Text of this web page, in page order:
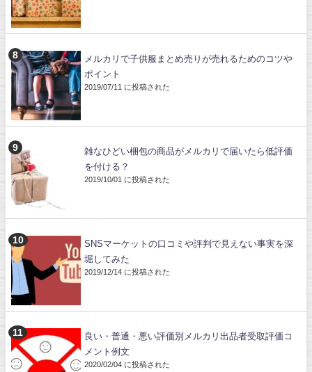
メルカリで子供服まとめ売りが売れるためのコツや
ポイント
2019/07/11 に投稿された
雑なひどい梱包の商品がメルカリで届いたら低評価
を付ける？
2019/10/01 に投稿された
SNSマーケットの口コミや評判で見えない事実を深
堀してみた
2019/12/14 に投稿された
良い・普通・悪い評価別メルカリ出品者受取評価コ
メント例文
2020/02/04 に投稿された